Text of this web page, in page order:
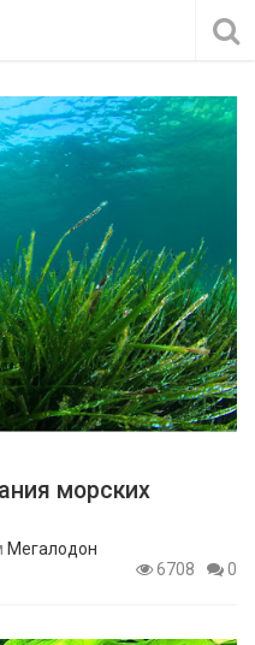
морских
Мегалодон
6708
0